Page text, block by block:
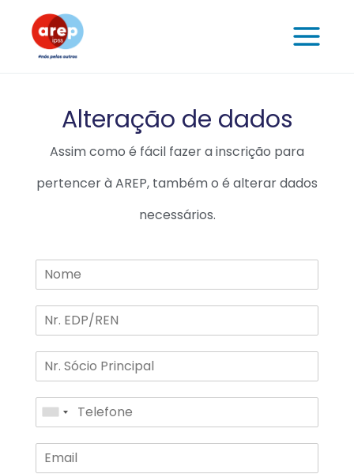
content
Alteração de dados
Assim como é fácil fazer a inscrição para
pertencer à AREP, também o é alterar dados
necessários.